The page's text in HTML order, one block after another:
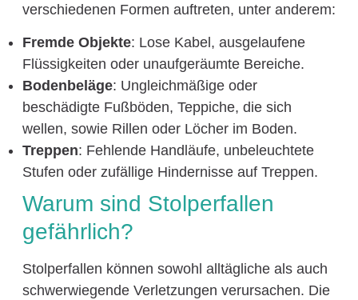
verschiedenen Formen auftreten, unter anderem:
Fremde Objekte: Lose Kabel, ausgelaufene
Flüssigkeiten oder unaufgeräumte Bereiche.
Bodenbeläge: Ungleichmäßige oder
beschädigte Fußböden, Teppiche, die sich
wellen, sowie Rillen oder Löcher im Boden.
Treppen: Fehlende Handläufe, unbeleuchtete
Stufen oder zufällige Hindernisse auf Treppen.
Warum sind Stolperfallen
gefährlich?
Stolperfallen können sowohl alltägliche als auch
schwerwiegende Verletzungen verursachen. Die